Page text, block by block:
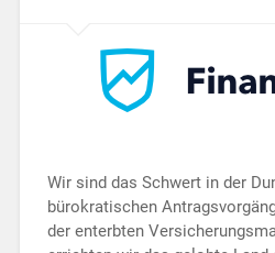
Wir sind das Schwert in der
bürokratischen
der enterbten